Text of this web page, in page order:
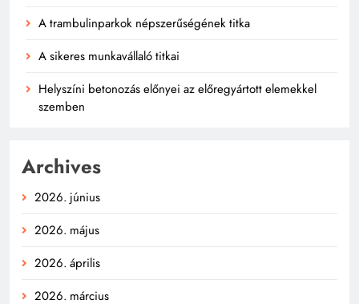
A trambulinparkok népszerűségének titka
A sikeres munkavállaló titkai
Helyszíni betonozás előnyei az előregyártott elemekkel
szemben
Archives
2026. június
2026. május
2026. április
2026. március